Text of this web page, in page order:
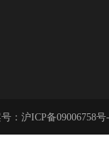
： 沪ICP备09006758号